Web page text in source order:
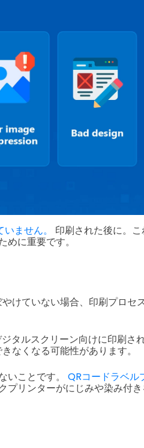
ません。 印刷された後に。
に重要です。
けていない場合、印刷プロセ
タルスクリーン向けに印刷さ
なくなる可能性があります。
いことです。 QRコードラベ
プリンターがにじみや染み付